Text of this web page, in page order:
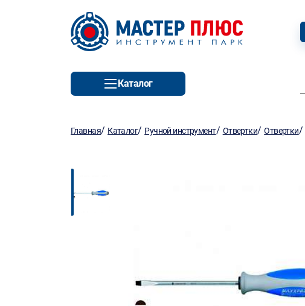
Каталог
Главная/ Каталог/ Ручной инструмент/ Отвертки/Отвертки/